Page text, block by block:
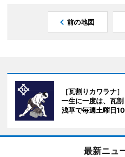
前の地図
［瓦割りカワラナ］
一生に一度は、瓦割
浅草で毎週土曜日
最新ニュ